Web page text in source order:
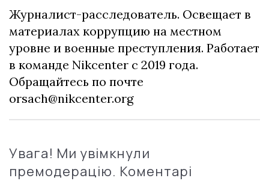
Журналист-расследователь. Освещает в
материалах коррупцию на местном
уровне и военные преступления. Работает
в команде Nikcenter с 2019 года.
Обращайтесь по почте
orsach@nikcenter.org
Увага! Ми увімкнули
премодерацію. Коментарі